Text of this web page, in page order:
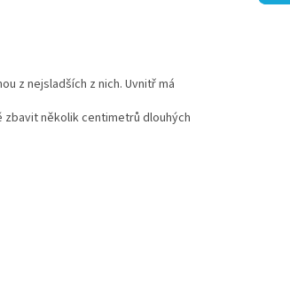
z nejsladších z nich. Uvnitř má
zbavit několik centimetrů dlouhých